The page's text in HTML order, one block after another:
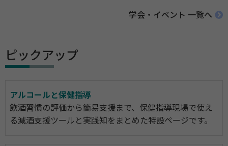
学会・イベント 一覧へ
ピックアップ
アルコールと保健指導
飲酒習慣の評価から簡易支援まで、保健指導現場で使え
る減酒支援ツールと実践知をまとめた特設ページです。